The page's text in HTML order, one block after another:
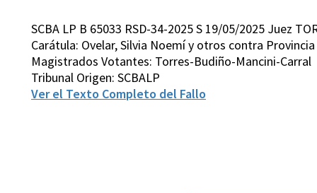
SCBA LP B 65033 RSD-34-2025 S 19/05/2025 Juez
Carátula: Ovelar, Silvia Noemí y otros contra
Magistrados Votantes: Torres-Budiño-Mancini-Carral
Tribunal Origen: SCBALP
Ver el Texto Completo del Fallo